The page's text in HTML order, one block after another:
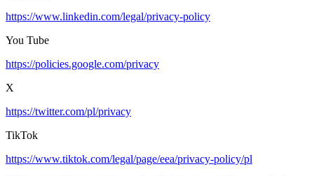
https://www.linkedin.com/legal/privacy-policy
You Tube
https://policies.google.com/privacy
X
https://twitter.com/pl/privacy
TikTok
https://www.tiktok.com/legal/page/eea/privacy-policy/pl